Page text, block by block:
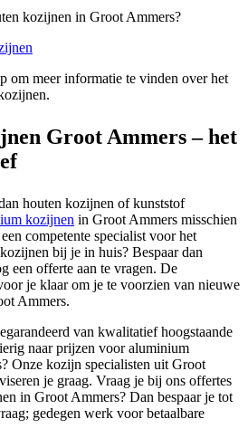
kozijnen in Groot Ammers?
om meer informatie te vinden over het
Groot Ammers – het
houten kozijnen of kunststof
kozijnen in Groot Ammers misschien
competente specialist voor het
bij je in huis? Bespaar dan
een offerte aan te vragen. De
je klaar om je te voorzien van nieuwe
Ammers.
van kwalitatief hoogstaande
naar prijzen voor aluminium
Onze kozijn specialisten uit Groot
je graag. Vraag je bij ons offertes
in Groot Ammers? Dan bespaar je tot
gedegen werk voor betaalbare